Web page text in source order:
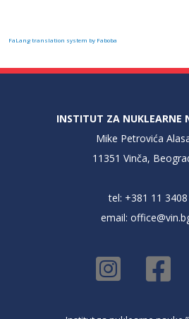
FaLang translation system by Faboba
INSTITUT ZA NUKLEARNE
Mike Petrovića
11351 Vinča,
tel: +381 11
email: